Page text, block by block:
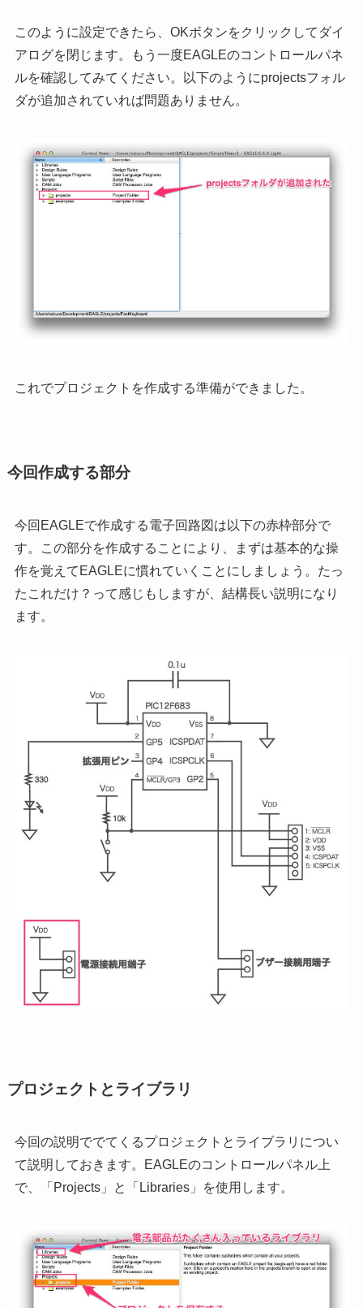
このように設定できたら、OKボタンをクリックしてダイ
アログを閉じます。もう一度EAGLEのコントロールパネ
ルを確認してみてください。以下のようにprojectsフォル
ダが追加されていれば問題ありません。
これでプロジェクトを作成する準備ができました。
今回作成する部分
今回EAGLEで作成する電子回路図は以下の赤枠部分で
す。この部分を作成することにより、まずは基本的な操
作を覚えてEAGLEに慣れていくことにしましょう。たっ
たこれだけ？って感じもしますが、結構長い説明になり
ます。
プロジェクトとライブラリ
今回の説明ででてくるプロジェクトとライブラリについ
て説明しておきます。EAGLEのコントロールパネル上
で、「Projects」と「Libraries」を使用します。